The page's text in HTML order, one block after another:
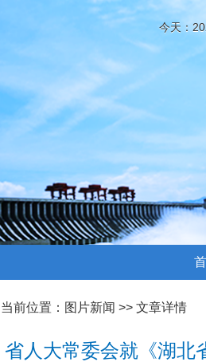
今天：
当前位置： 图片新闻 >> 文章详情
省人大常委会就《湖北